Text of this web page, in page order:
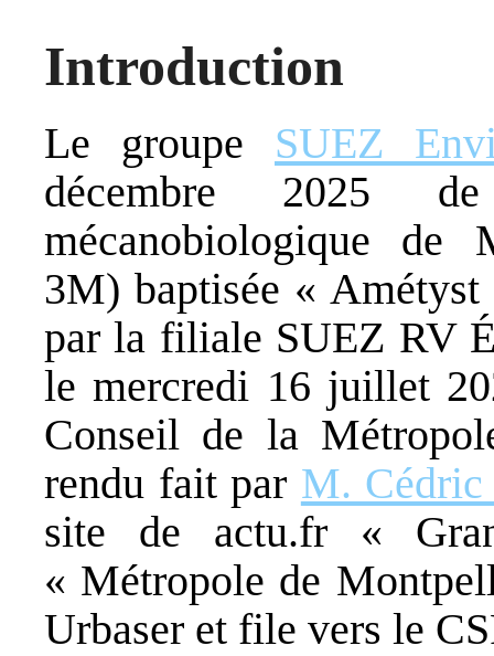
Introduction
Le groupe SUEZ
décembre 2025
mécanobiologique de
3M) baptisée « Amétyst
par la filiale SUEZ RV
le mercredi 16 juillet
Conseil de la
rendu fait par M.
site de actu.fr «
« Métropole de
Urbaser et file vers le